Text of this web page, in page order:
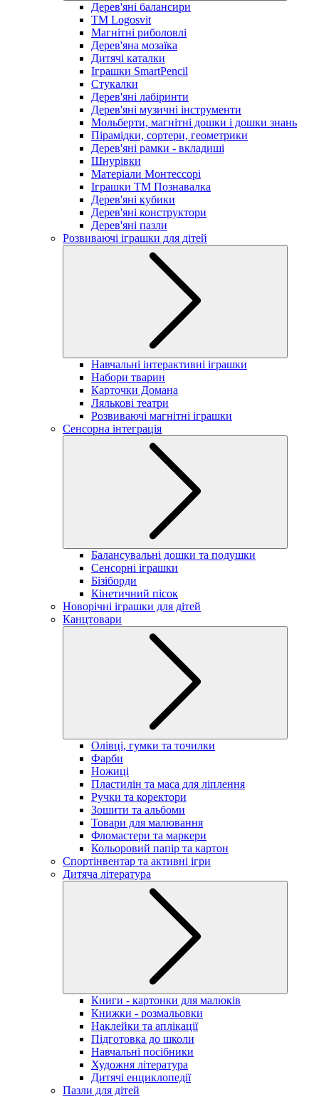
Дерев'яні балансири
TM Logosvit
Магнітні риболовлі
Дерев'яна мозаїка
Дитячі каталки
Іграшки SmartPencil
Стукалки
Дерев'яні лабіринти
Дерев'яні музичні інструменти
Мольберти, магнітні дошки і дошки знань
Пірамідки, сортери, геометрики
Дерев'яні рамки - вкладиші
Шнурівки
Матеріали Монтессорі
Іграшки ТМ Познавалка
Дерев'яні кубики
Дерев'яні конструктори
Дерев'яні пазли
Розвиваючі іграшки для дітей
Навчальні інтерактивні іграшки
Набори тварин
Карточки Домана
Лялькові театри
Розвиваючі магнітні іграшки
Сенсорна інтеграція
Балансувальні дошки та подушки
Сенсорні іграшки
Бізіборди
Кінетичний пісок
Новорічні іграшки для дітей
Канцтовари
Олівці, гумки та точилки
Фарби
Ножиці
Пластилін та маса для ліплення
Ручки та коректори
Зошити та альбоми
Товари для малювання
Фломастери та маркери
Кольоровий папір та картон
Спортінвентар та активні ігри
Дитяча література
Книги - картонки для малюків
Книжки - розмальовки
Наклейки та аплікації
Підготовка до школи
Навчальні посібники
Художня література
Дитячі енциклопедії
Пазли для дітей